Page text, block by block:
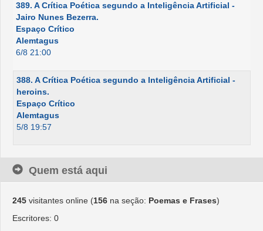
389. A Crítica Poética segundo a Inteligência Artificial -
Jairo Nunes Bezerra.
Espaço Crítico
Alemtagus
6/8 21:00
388. A Crítica Poética segundo a Inteligência Artificial -
heroins.
Espaço Crítico
Alemtagus
5/8 19:57
Quem está aqui
245 visitantes online (156 na seção: Poemas e Frases)
Escritores: 0